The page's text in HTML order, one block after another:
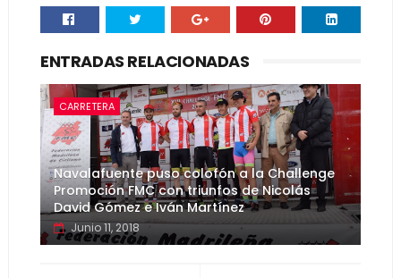
ENTRADAS RELACIONADAS
CARRETERA
Navalafuente puso colofón a la Challenge
Promoción FMC con triunfos de Nicolás
David Gómez e Iván Martínez
Junio 11, 2018